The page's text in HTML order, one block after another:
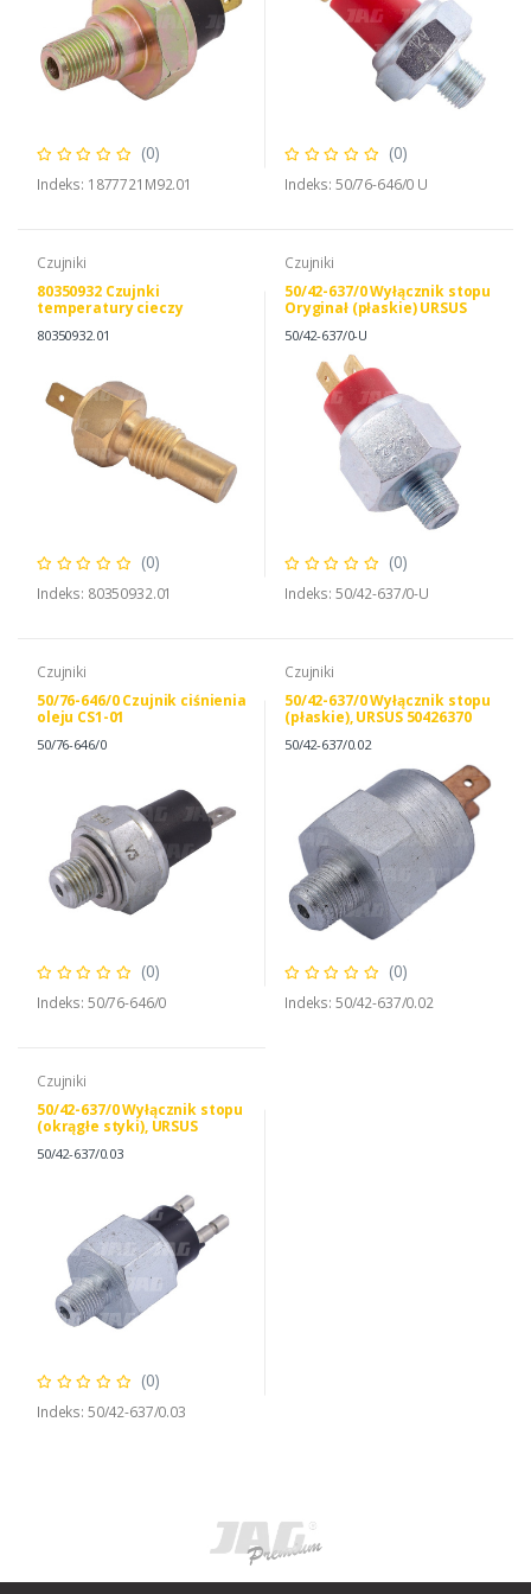
(0)
Indeks: 1877721M92.01
(0)
Indeks: 50/76-646/0 U
Czujniki
80350932 Czujnki
temperatury cieczy
80350932.01
(0)
Indeks: 80350932.01
Czujniki
50/42-637/0 Wyłącznik stopu
Oryginał (płaskie) URSUS
50/42-637/0-U
(0)
Indeks: 50/42-637/0-U
Czujniki
50/76-646/0 Czujnik ciśnienia
oleju CS1-01
50/76-646/0
(0)
Indeks: 50/76-646/0
Czujniki
50/42-637/0 Wyłącznik stopu
(płaskie), URSUS 50426370
50/42-637/0.02
(0)
Indeks: 50/42-637/0.02
Czujniki
50/42-637/0 Wyłącznik stopu
(okrągłe styki), URSUS
50/42-637/0.03
(0)
Indeks: 50/42-637/0.03